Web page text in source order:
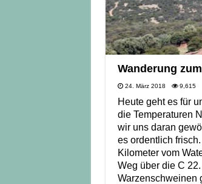
Wanderung
24. März 2018 9,615
Heute geht es für
die Temperaturen
wir uns daran
es ordentlich
Kilometer vom
Weg über die C
Warzenschweinen